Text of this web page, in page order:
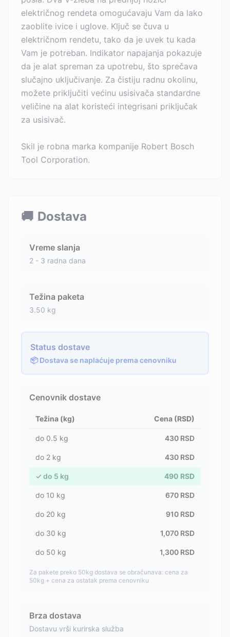
električnog rendeta omogućavaju Vam da lako
zaoblite ivice i uglove. Ključ se čuva u
električnom rendetu, tako da je uvek tu kada
Vam je potreban. Indikator napajanja pokazuje
da je alat spreman za upotrebu, što sprečava
slučajno uključivanje. Za čistiju radnu okolinu,
možete priključiti većinu usisivača standardne
veličine na alat koristeći integrisani priključak
za usisivač.
Skil je robna marka kompanije Robert Bosch
Tool Corporation.
🚚 Dostava
Vreme slanja
2 - 3 radna dana
Težina paketa
3.50 kg
Status dostave
📦 Dostava se naplaćuje prema cenovniku
Cenovnik dostave
Težina (kg) Cena (RSD)
do 0.5 kg 430 RSD
do 2 kg 430 RSD
✓ do 5 kg 490 RSD
do 10 kg 670 RSD
do 20 kg 910 RSD
do 30 kg 1,070 RSD
do 50 kg 1,300 RSD
Za pakete preko 50kg dostava se obračunava: cena za
50kg + cena za ostatak prema cenovniku
Brza dostava
Dostavu vrši kurirska služba